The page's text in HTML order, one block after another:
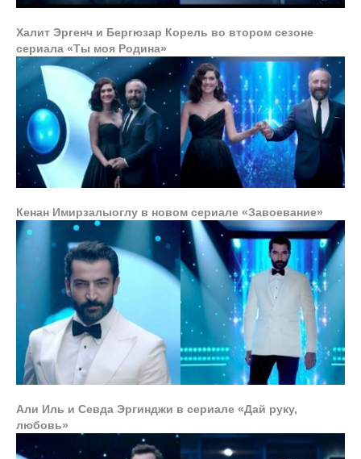
Халит Эргенч и Бергюзар Корель во втором сезоне
сериала «Ты моя Родина»
Кенан Имирзалыоглу в новом сериале «Завоевание»
Али Иль и Севда Эргинджи в сериале «Дай руку,
любовь»